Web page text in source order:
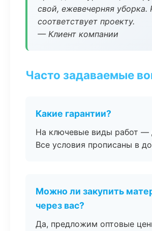
свой, ежевечерняя уборка.
соответствует проекту.
— Клиент компании
Часто задаваемые
Какие гарантии?
На ключевые виды работ —
Все условия прописаны в
Можно ли закупить
через вас?
Да, предложим оптовые